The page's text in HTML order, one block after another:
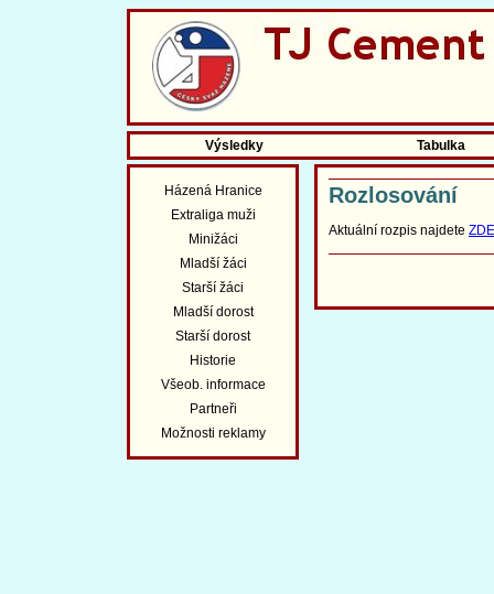
Výsledky Tabulka
Házená Hranice
Extraliga muži
Minižáci
Mladší žáci
Starší žáci
Mladší dorost
Starší dorost
Historie
Všeob. informace
Partneři
Možnosti reklamy
Rozlosování
Aktuální rozpis najdete ZDE